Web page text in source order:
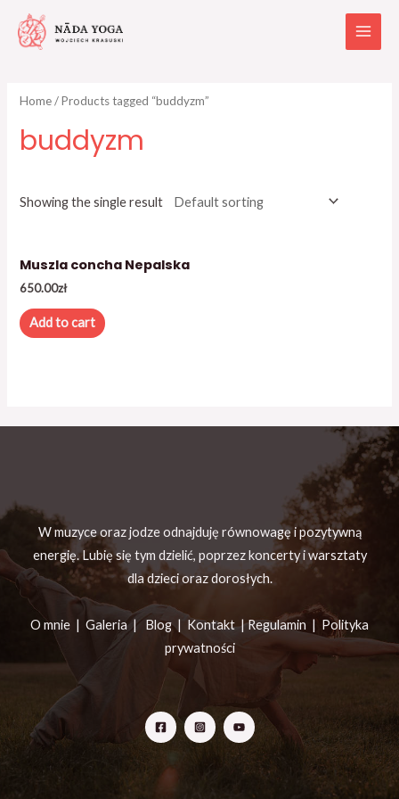
Home/ Products tagged “buddyzm”
buddyzm
Showing the single result
Muszla concha Nepalska
650.00zł
Add to cart
W muzyce oraz jodze odnajduję równowagę i pozytywną
energię. Lubię się tym dzielić, poprzez koncerty i warsztaty
dla dzieci oraz dorosłych.
O mnie | Galeria| Blog| Kontakt |Regulamin | Polityka
prywatności